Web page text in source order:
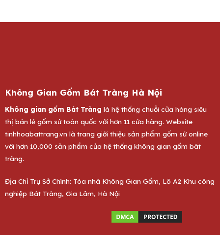
Không Gian Gốm Bát Tràng Hà Nội
Không gian gốm Bát Tràng là hệ thống chuỗi cửa hàng siêu
thị bán lẻ gốm sứ toàn quốc với hơn 11 cửa hàng. Website
tinhhoabattrang.vn là trang giới thiệu sản phẩm gốm sứ online
với hơn 10,000 sản phẩm của hệ thống không gian gốm bát
tràng.
Địa Chỉ Trụ Sở Chính: Tòa nhà Không Gian Gốm, Lô A2 Khu công
nghiệp Bát Tràng, Gia Lâm, Hà Nội